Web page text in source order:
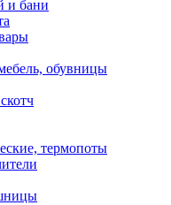
и бани
обувницы
термопоты